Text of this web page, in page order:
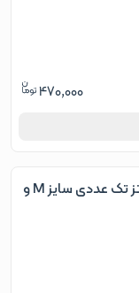
470,000
زانوبند طبی اسپرتز تک عددی سایز M و